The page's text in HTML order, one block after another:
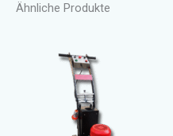
Ähnliche Produkte